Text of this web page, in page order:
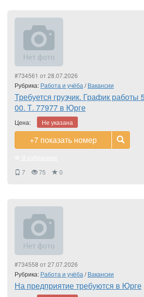
#734561 от 28.07.2026
Рубрика: Работа и учёба /Вакансии
Требуется грузчик. График работы
00. Т. 77977 в Юрге
Цена: Не указана
+7 показать номер
7
75 0
#734558 от 27.07.2026
Рубрика: Работа и учёба /Вакансии
На предприятие требуются в Юрге